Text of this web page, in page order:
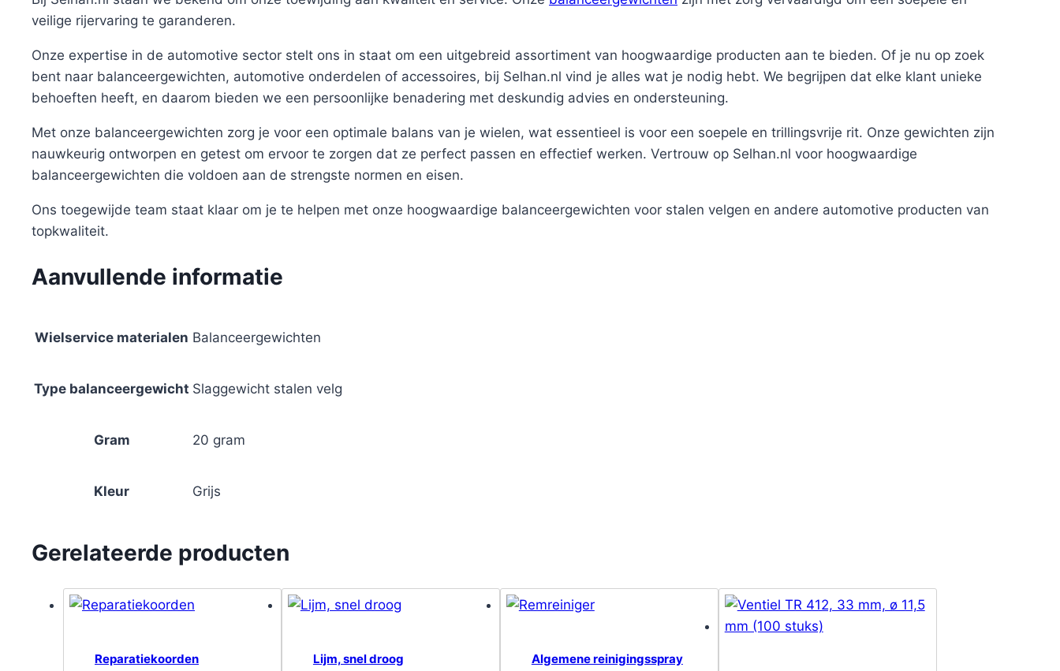
veilige rijervaring te garanderen.
Onze expertise in de automotive sector stelt ons in staat om een uitgebreid assortiment van hoogwaardige producten aan te bieden. Of je nu op zoek
bent naar balanceergewichten, automotive onderdelen of accessoires, bij Selhan.nl vind je alles wat je nodig hebt. We begrijpen dat elke klant unieke
behoeften heeft, en daarom bieden we een persoonlijke benadering met deskundig advies en ondersteuning.
Met onze balanceergewichten zorg je voor een optimale balans van je wielen, wat essentieel is voor een soepele en trillingsvrije rit. Onze gewichten zijn
nauwkeurig ontworpen en getest om ervoor te zorgen dat ze perfect passen en effectief werken. Vertrouw op Selhan.nl voor hoogwaardige
balanceergewichten die voldoen aan de strengste normen en eisen.
Ons toegewijde team staat klaar om je te helpen met onze hoogwaardige balanceergewichten voor stalen velgen en andere automotive producten van
topkwaliteit.
Aanvullende informatie
Wielservice materialen Balanceergewichten
Type balanceergewicht Slaggewicht stalen velg
Gram 20 gram
Kleur Grijs
Gerelateerde producten
Reparatiekoorden
Lijm, snel droog
Algemene reinigingsspray